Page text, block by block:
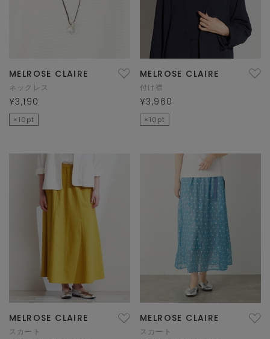
MELROSE CLAIRE
ネックレス
¥3,190
×10pt
MELROSE CLAIRE
付け襟
¥3,960
×10pt
MELROSE CLAIRE
スカート
MELROSE CLAIRE
スカート